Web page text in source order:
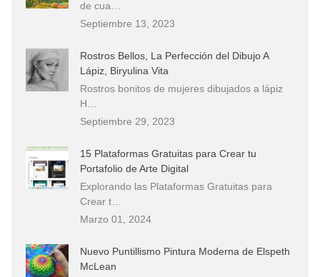
de cua…
Septiembre 13, 2023
Rostros Bellos, La Perfección del Dibujo A
Lápiz, Biryulina Vita
Rostros bonitos de mujeres dibujados a lápiz
H…
Septiembre 29, 2023
15 Plataformas Gratuitas para Crear tu
Portafolio de Arte Digital
Explorando las Plataformas Gratuitas para
Crear t…
Marzo 01, 2024
Nuevo Puntillismo Pintura Moderna de Elspeth
McLean